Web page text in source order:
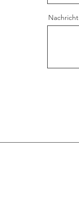
Nachricht